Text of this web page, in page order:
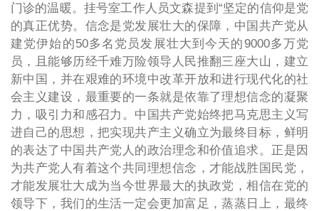
门诊的温暖。挂号室工作人员文森提到“坚定的信仰是党
的真正优势。信念是党发展壮大的保障，中国共产党从
建党伊始的50多名党员发展壮大到今天的9000多万党
员，且能够历经千难万险领导人民推翻三座大山，建立
新中国，并在艰难的环境中改革开放和进行现代化的社
会主义建设，最重要的一条就是依靠了理想信念的凝聚
力，吸引力和感召力。中国共产党始终把马克思主义写
进自己的思想，把实现共产主义确立为最终目标，鲜明
的表达了中国共产党人的政治理念和价值追求。正是因
为共产党人有着这个共同理想信念，才能战胜国民党，
才能发展壮大成为当今世界最大的执政党，相信在党的
领导下，我们的生活一定会更加富足，蒸蒸日上，最终